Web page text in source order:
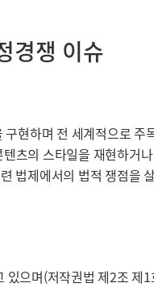
경쟁 이슈
현하며 전 세계적으로
츠의 스타일을 재현하거
법제에서의 법적 쟁점을
으며(저작권법 제2조